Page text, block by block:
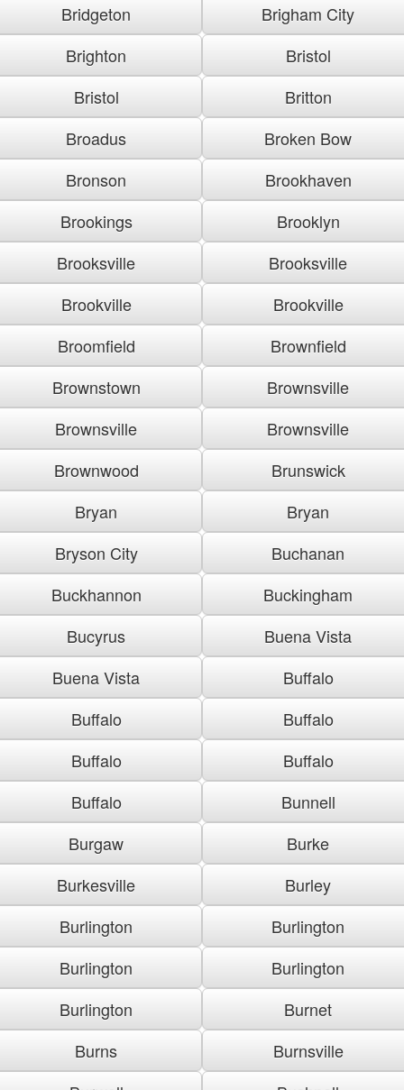
Bridgeton
Brigham City
Brighton
Bristol
Bristol
Britton
Broadus
Broken Bow
Bronson
Brookhaven
Brookings
Brooklyn
Brooksville
Brooksville
Brookville
Brookville
Broomfield
Brownfield
Brownstown
Brownsville
Brownsville
Brownsville
Brownwood
Brunswick
Bryan
Bryan
Bryson City
Buchanan
Buckhannon
Buckingham
Bucyrus
Buena Vista
Buena Vista
Buffalo
Buffalo
Buffalo
Buffalo
Buffalo
Buffalo
Bunnell
Burgaw
Burke
Burkesville
Burley
Burlington
Burlington
Burlington
Burlington
Burlington
Burnet
Burns
Burnsville